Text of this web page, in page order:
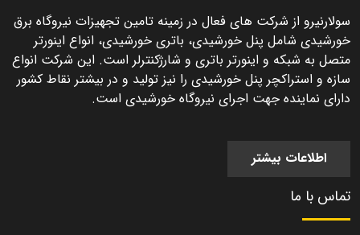
سولارنیرو از شرکت های فعال در زمینه تامین تجهیزات نیروگاه برق
خورشیدی شامل پنل خورشیدی، باتری خورشیدی، انواع اینورتر
متصل به شبکه و اینورتر باتری و شارژکنترلر است. این شرکت انواع
سازه و استراکچر پنل خورشیدی را نیز تولید و در بیشتر نقاط کشور
دارای نماینده جهت اجرای نیروگاه خورشیدی است.
اطلاعات بیشتر
تماس با ما